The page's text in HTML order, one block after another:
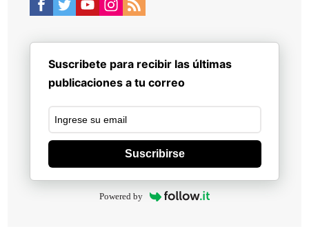
Suscribete para recibir las últimas
publicaciones a tu correo
Suscribirse
Powered by